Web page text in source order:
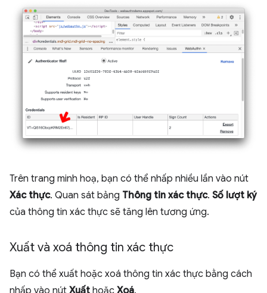
Trên trang minh hoạ, bạn có thể nhấp nhiều lần vào nút
Xác thực. Quan sát bảng Thông tin xác thực. Số lượt ký
của thông tin xác thực sẽ tăng lên tương ứng.
Xuất và xoá thông tin xác thực
Bạn có thể xuất hoặc xoá thông tin xác thực bằng cách
nhấp vào nút Xuất hoặc Xoá.